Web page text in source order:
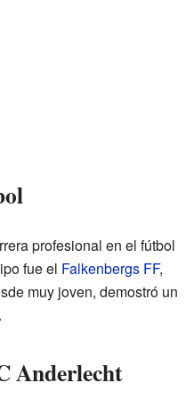
profesional en el fútbol
fue el Falkenbergs FF,
muy joven, demostró un
Anderlecht